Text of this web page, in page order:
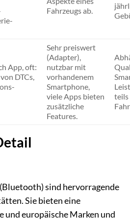
Fahrzeugs ab.
App, oft:
DTCs,
Sehr preiswert
(Adapter),
nutzbar mit
vorhandenem
Smartphone,
viele Apps bieten
zusätzliche
Features.
teils
sind hervorragende
Sie bieten eine
und europäische Marken und